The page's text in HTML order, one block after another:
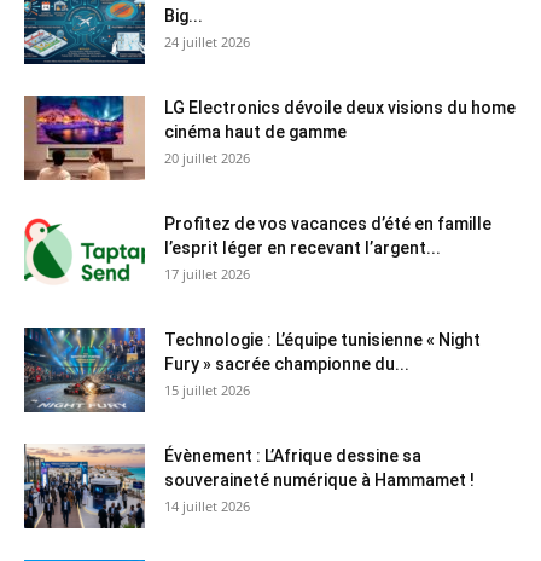
Big...
24 juillet 2026
LG Electronics dévoile deux visions du home
cinéma haut de gamme
20 juillet 2026
Profitez de vos vacances d’été en famille
l’esprit léger en recevant l’argent...
17 juillet 2026
Technologie : L’équipe tunisienne « Night
Fury » sacrée championne du...
15 juillet 2026
Évènement : L’Afrique dessine sa
souveraineté numérique à Hammamet !
14 juillet 2026